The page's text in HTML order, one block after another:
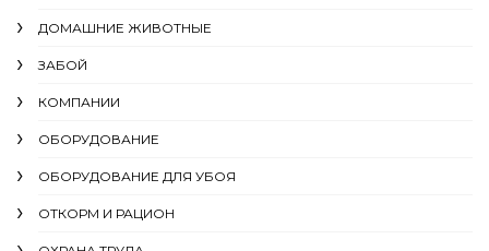
ДОМАШНИЕ ЖИВОТНЫЕ
ЗАБОЙ
КОМПАНИИ
ОБОРУДОВАНИЕ
ОБОРУДОВАНИЕ ДЛЯ УБОЯ
ОТКОРМ И РАЦИОН